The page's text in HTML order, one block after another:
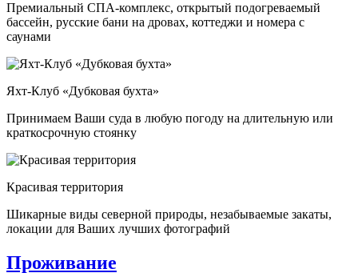
Премиальный СПА-комплекс, открытый подогреваемый
бассейн, русские бани на дровах, коттеджи и номера с
саунами
Яхт-Клуб «Дубковая бухта»
Принимаем Ваши суда в любую погоду на длительную или
краткосрочную стоянку
Красивая территория
Шикарные виды северной природы, незабываемые закаты,
локации для Ваших лучших фотографий
Проживание